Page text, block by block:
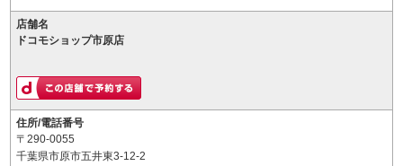
店舗名
ドコモショップ市原店
住所/電話番号
〒290-0055
千葉県市原市五井東3-12-2